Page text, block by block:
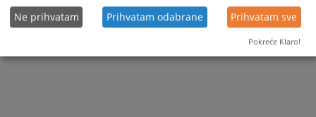
Ne prihvatam Prihvatam odabrane Prihvatam sve
Pokreće Klaro!